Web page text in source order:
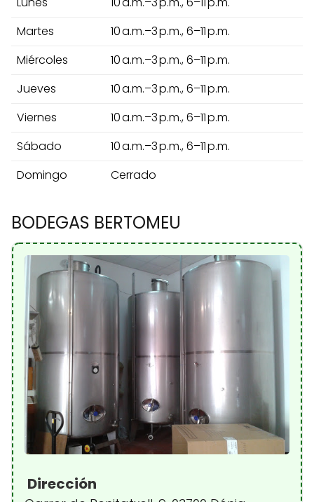
Martes
10 a.m.–3 p.m., 6–11 p.m.
Miércoles
10 a.m.–3 p.m., 6–11 p.m.
Jueves
10 a.m.–3 p.m., 6–11 p.m.
Viernes
10 a.m.–3 p.m., 6–11 p.m.
Sábado
10 a.m.–3 p.m., 6–11 p.m.
Domingo
Cerrado
BODEGAS BERTOMEU
Dirección